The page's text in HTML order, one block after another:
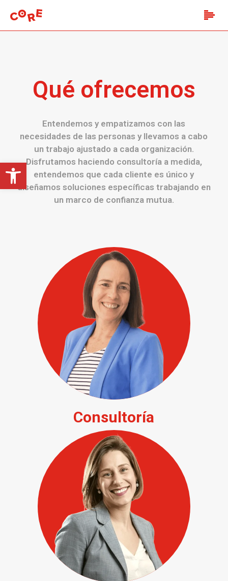
Qué ofrecemos
Entendemos y empatizamos con las
necesidades de las personas y llevamos a cabo
un trabajo ajustado a cada organización.
Disfrutamos haciendo consultoría a medida,
entendemos que cada cliente es único y
diseñamos soluciones específicas trabajando en
un marco de confianza mutua.
Consultoría
Open toolbar